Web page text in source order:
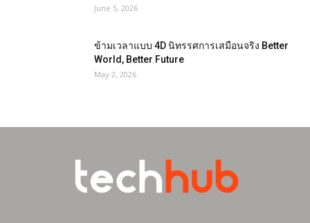
June 5, 2026
ข้ามเวลาแบบ 4D นิทรรศการเสมือนจริง Better
World, Better Future
May 2, 2026